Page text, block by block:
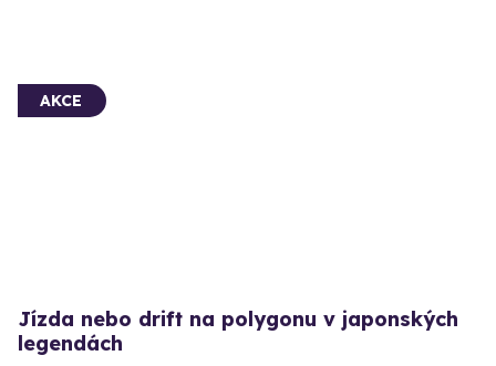
AKCE
Jízda nebo drift na polygonu v japonských
legendách